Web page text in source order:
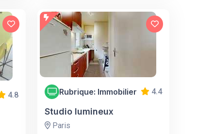
4.8 Rubrique: Immobilier 4.4
Studio lumineux
Paris